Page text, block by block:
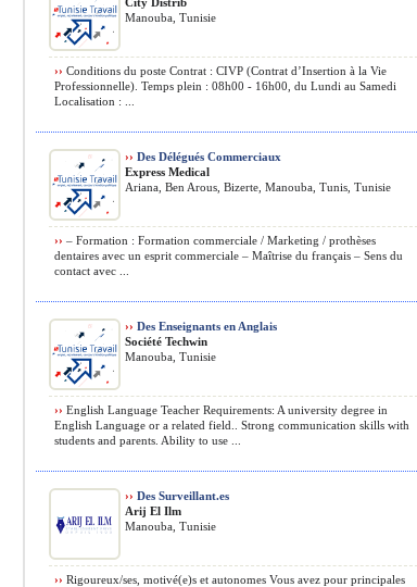
Manouba, Tunisie
›› Conditions du poste Contrat : CIVP (Contrat d’Insertion à la Vie
Professionnelle). Temps plein : 08h00 - 16h00, du Lundi au Samedi
Localisation : ...
›› Des Délégués Commerciaux
Express Medical
Ariana, Ben Arous, Bizerte, Manouba, Tunis, Tunisie
›› – Formation : Formation commerciale / Marketing / prothèses
dentaires avec un esprit commerciale – Maîtrise du français – Sens du
contact avec ...
›› Des Enseignants en Anglais
Société Techwin
Manouba, Tunisie
›› English Language Teacher Requirements: A university degree in
English Language or a related field.. Strong communication skills with
students and parents. Ability to use ...
›› Des Surveillant.es
Arij El Ilm
Manouba, Tunisie
›› Rigoureux/ses, motivé(e)s et autonomes Vous avez pour principales